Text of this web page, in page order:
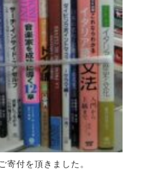
付を頂きました。